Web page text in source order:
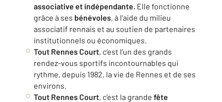
associative et indépendante. Elle fonctionne
grâce à ses bénévoles, à l’aide du milieu
associatif rennais et au soutien de partenaires
institutionnels ou économiques.
Tout Rennes Court, c’est l’un des grands
rendez-vous sportifs incontournables qui
rythme, depuis 1982, la vie de Rennes et de ses
environs.
Tout Rennes Court, c’est la grande fête